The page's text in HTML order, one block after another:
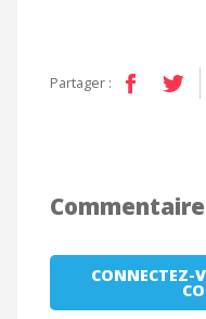
Partager :
CONNECTEZ-